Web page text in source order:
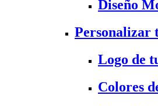
Diseño
Personalizar
Logo de
Colores